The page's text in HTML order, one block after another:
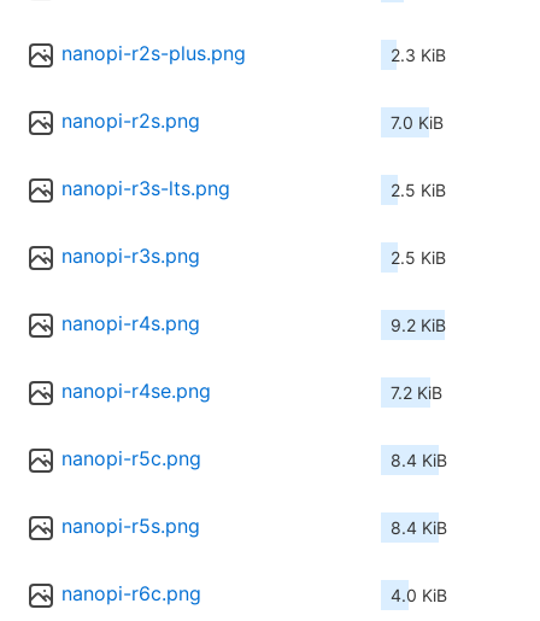
nanopi-r2s-plus.png 2.3 KiB
nanopi-r2s.png 7.0 KiB
nanopi-r3s-lts.png 2.5 KiB
nanopi-r3s.png 2.5 KiB
nanopi-r4s.png 9.2 KiB
nanopi-r4se.png 7.2 KiB
nanopi-r5c.png 8.4 KiB
nanopi-r5s.png 8.4 KiB
nanopi-r6c.png 4.0 KiB